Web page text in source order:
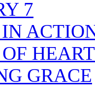
7
HEART
GRACE